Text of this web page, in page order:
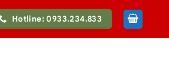
Hotline: 0933.234.833